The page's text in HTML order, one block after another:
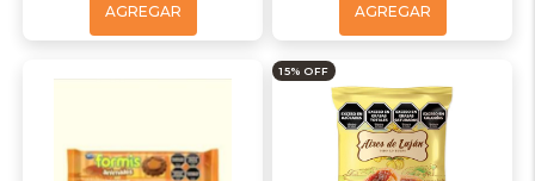
AGREGAR AGREGAR
15% OFF